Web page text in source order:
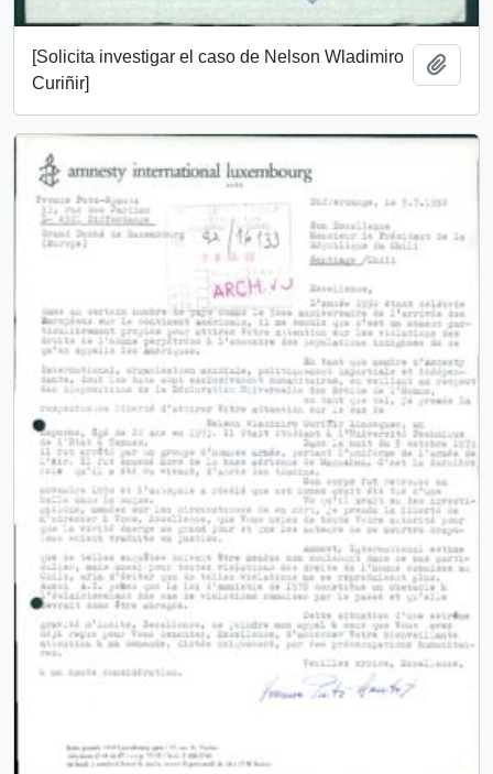
[Solicita investigar el caso de Nelson Wladimiro
Curiñir]